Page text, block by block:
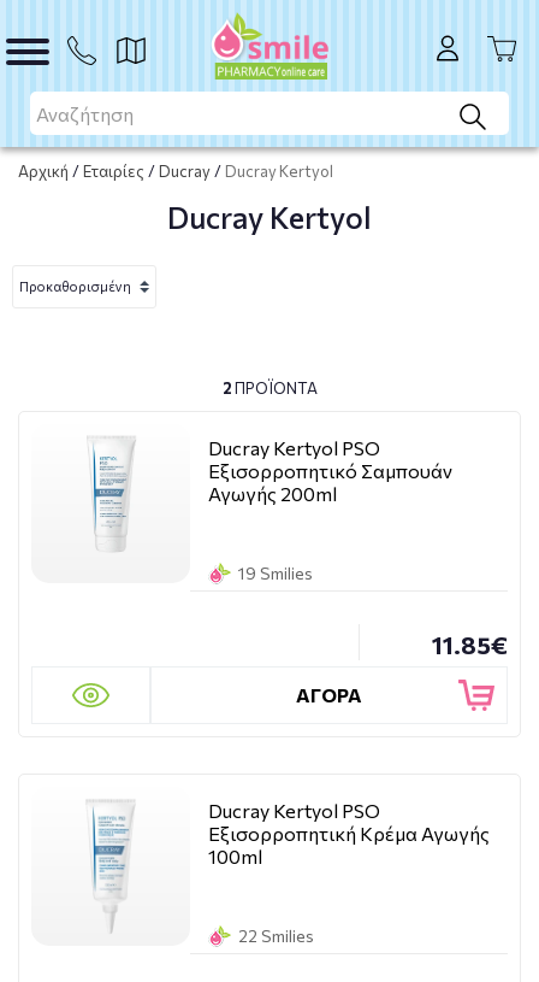
Αρχική /Εταιρίες /Ducray / Ducray Kertyol
Ducray Kertyol
2ΠΡΟΪΌΝΤΑ
Ducray Kertyol PSO
Εξισορροπητικό Σαμπουάν
Αγωγής 200ml
19 Smilies
11.85€
ΑΓΟΡΑ
Ducray Kertyol PSO
Εξισορροπητική Κρέμα Αγωγής
100ml
22 Smilies